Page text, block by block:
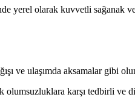
yerel olarak kuvvetli sağanak
ve ulaşımda aksamalar gibi
olumsuzluklara karşı tedbirli ve